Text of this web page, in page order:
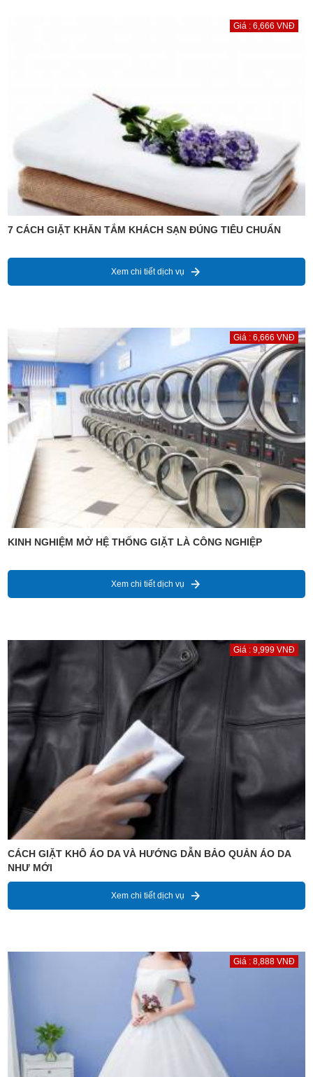
Giá : 6,666 VNĐ
7 CÁCH GIẶT KHĂN TẮM KHÁCH SẠN ĐÚNG TIÊU CHUẨN
Xem chi tiết dịch vụ
Giá : 6,666 VNĐ
KINH NGHIỆM MỞ HỆ THỐNG GIẶT LÀ CÔNG NGHIỆP
Xem chi tiết dịch vụ
Giá : 9,999 VNĐ
CÁCH GIẶT KHÔ ÁO DA VÀ HƯỚNG DẪN BẢO QUẢN ÁO DA
NHƯ MỚI
Xem chi tiết dịch vụ
Giá : 8,888 VNĐ